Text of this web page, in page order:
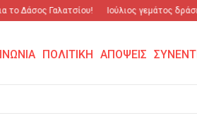
Γαλατσίου! Ιούλιος γεμάτος δράση και
ΠΟΛΙΤΙΚΗ ΑΠΟΨΕΙΣ